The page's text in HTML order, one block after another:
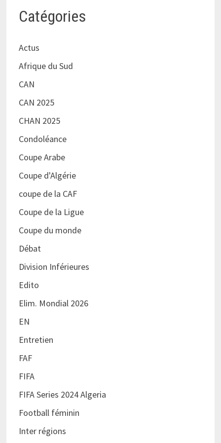
Catégories
Actus
Afrique du Sud
CAN
CAN 2025
CHAN 2025
Condoléance
Coupe Arabe
Coupe d'Algérie
coupe de la CAF
Coupe de la Ligue
Coupe du monde
Débat
Division Inférieures
Edito
Elim. Mondial 2026
EN
Entretien
FAF
FIFA
FIFA Series 2024 Algeria
Football féminin
Inter régions